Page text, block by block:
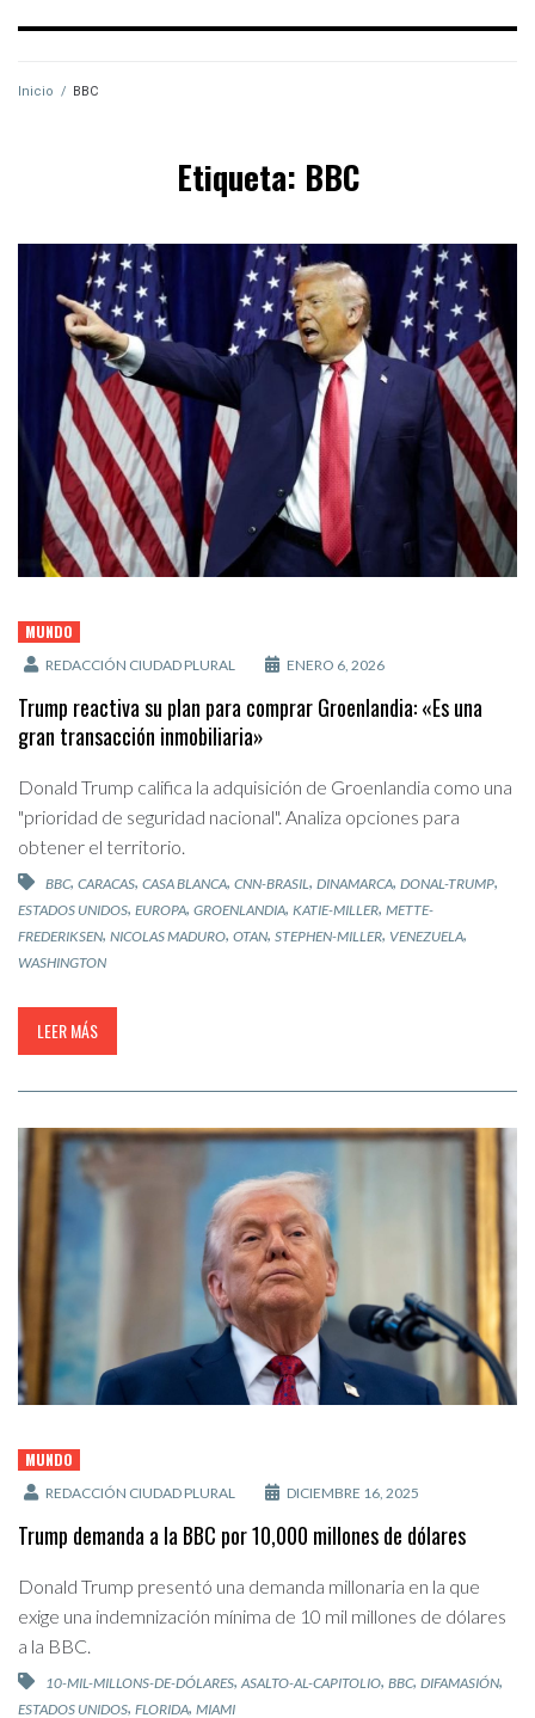
Inicio / BBC
Etiqueta: BBC
MUNDO
REDACCIÓN CIUDAD PLURAL ENERO 6, 2026
Trump reactiva su plan para comprar Groenlandia: «Es una
gran transacción inmobiliaria»
Donald Trump califica la adquisición de Groenlandia como una
"prioridad de seguridad nacional". Analiza opciones para
obtener el territorio.
BBC, CARACAS, CASA BLANCA, CNN-BRASIL , DINAMARCA, DONAL-TRUMP,
ESTADOS UNIDOS, EUROPA, GROENLANDIA, KATIE-MILLER, METTE-
FREDERIKSEN, NICOLAS MADURO, OTAN, STEPHEN-MILLER, VENEZUELA,
WASHINGTON
LEER MÁS
MUNDO
REDACCIÓN CIUDAD PLURAL DICIEMBRE 16, 2025
Trump demanda a la BBC por 10,000 millones de dólares
Donald Trump presentó una demanda millonaria en la que
exige una indemnización mínima de 10 mil millones de dólares
a la BBC.
10-MIL-MILLONS-DE-DÓLARES, ASALTO-AL-CAPITOLIO, BBC, DIFAMASIÓN,
ESTADOS UNIDOS, FLORIDA, MIAMI